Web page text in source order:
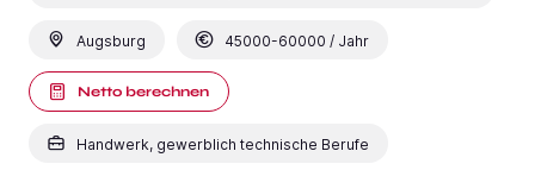
Augsburg 45000-60000 / Jahr
Netto berechnen
Handwerk, gewerblich technische Berufe